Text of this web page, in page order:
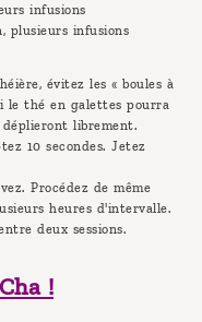
infusions
plusieurs infusions
évitez les « boules à
le thé en galettes pourra
déplieront librement.
10 secondes. Jetez
Procédez de même
heures d'intervalle.
deux sessions.
!